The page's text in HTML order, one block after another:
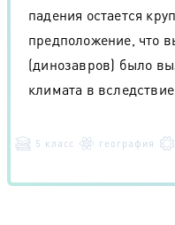
падения остается
предположение, что
(динозавров) было
климата в
5 класс география